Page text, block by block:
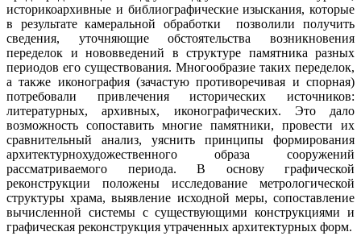
историкоархивные и библиографические изыскания, которые
в результате камеральной обработки позволили получить
сведения, уточняющие обстоятельства возникновения
переделок и нововведений в структуре памятника разных
периодов его существования. Многообразие таких переделок,
а также иконография (зачастую противоречивая и спорная)
потребовали привлечения исторических источников:
литературных, архивных, иконографических. Это дало
возможность сопоставить многие памятники, провести их
сравнительный анализ, уяснить принципы формирования
архитектурнохудожественного образа сооружений
рассматриваемого периода. В основу графической
реконструкции положены исследование метрологической
структуры храма, выявление исходной меры, сопоставление
вычисленной системы с существующими конструкциями и
графическая реконструкция утраченных архитектурных форм.